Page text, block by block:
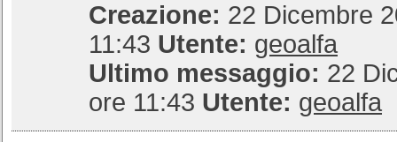
Creazione: 22 Dicembre
11:43 Utente: geoalfa
Ultimo messaggio: 22
ore 11:43 Utente: geoalfa